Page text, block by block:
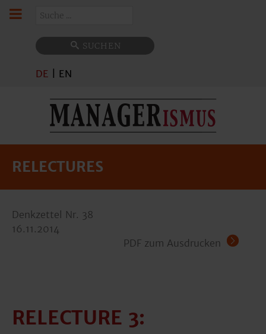
SUCHEN
DE EN
RELECTURES
Denkzettel Nr. 38
16.11.2014
PDF zum Ausdrucken
RELECTURE 3: